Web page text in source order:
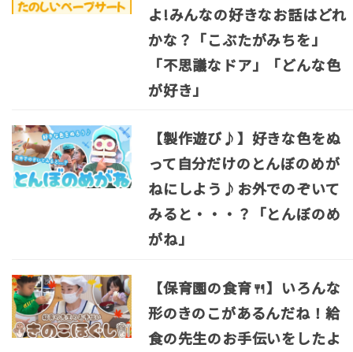
よ!みんなの好きなお話はどれ
かな？「こぶたがみちを」
「不思議なドア」「どんな色
が好き」
【製作遊び♪】好きな色をぬ
って自分だけのとんぼのめが
ねにしよう♪お外でのぞいて
みると・・・？「とんぼのめ
がね」
【保育園の食育🍴】いろんな
形のきのこがあるんだね！給
食の先生のお手伝いをしたよ